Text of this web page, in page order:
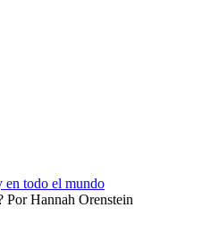
en todo el mundo
PorHannah Orenstein